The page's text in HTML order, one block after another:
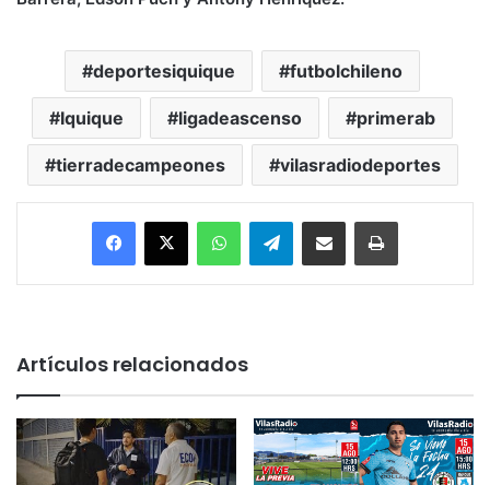
deportesiquique futbolchileno
Iquique ligadeascenso primerab
tierradecampeones vilasradiodeportes
Facebook
X WhatsAppTelegramEnviar vía email Imprimir
Artículos relacionados